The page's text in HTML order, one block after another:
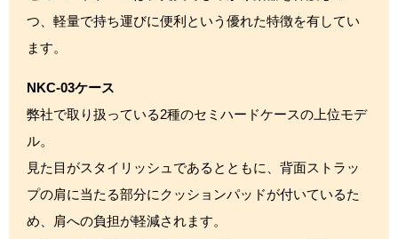
つ、軽量で持ち運びに便利という優れた特徴を有してい
ます。
NKC-03ケース
弊社で取り扱っている2種のセミハードケースの上位モデ
ル。
見た目がスタイリッシュであるとともに、背面ストラッ
プの肩に当たる部分にクッションパッドが付いているた
め、肩への負担が軽減されます。